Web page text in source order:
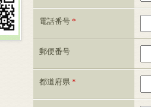
電話番号 *
郵便番号
都道府県 *